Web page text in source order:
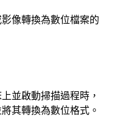
像轉換為數位檔案的
並啟動掃描過程時，
其轉換為數位格式。